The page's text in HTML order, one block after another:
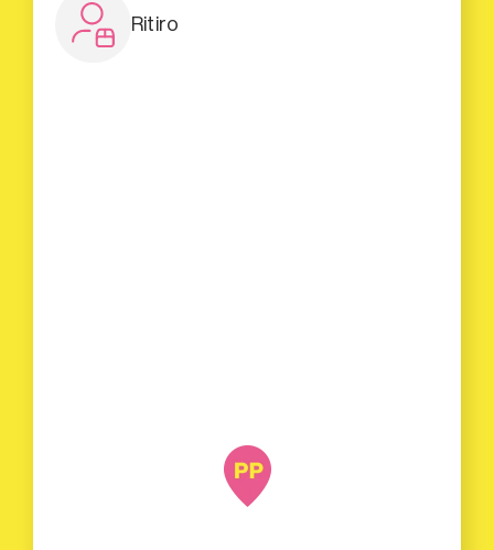
Ritiro